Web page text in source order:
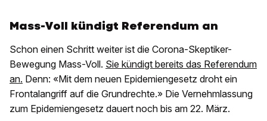
Mass-Voll kündigt Referendum an
Schon einen Schritt weiter ist die Corona-Skeptiker-
Bewegung Mass-Voll. Sie kündigt bereits das Referendum
an. Denn: «Mit dem neuen Epidemiengesetz droht ein
Frontalangriff auf die Grundrechte.» Die Vernehmlassung
zum Epidemiengesetz dauert noch bis am 22. März.